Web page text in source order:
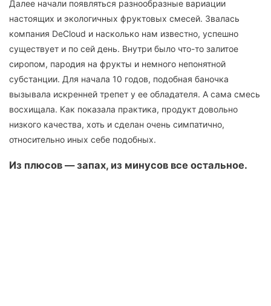
Далее начали появляться разнообразные вариации
настоящих и экологичных фруктовых смесей. Звалась
компания DeCloud и насколько нам известно, успешно
существует и по сей день. Внутри было что-то залитое
сиропом, пародия на фрукты и немного непонятной
субстанции. Для начала 10 годов, подобная баночка
вызывала искренней трепет у ее обладателя. А сама смесь
восхищала. Как показала практика, продукт довольно
низкого качества, хоть и сделан очень симпатично,
относительно иных себе подобных.
Из плюсов — запах, из минусов все остальное.